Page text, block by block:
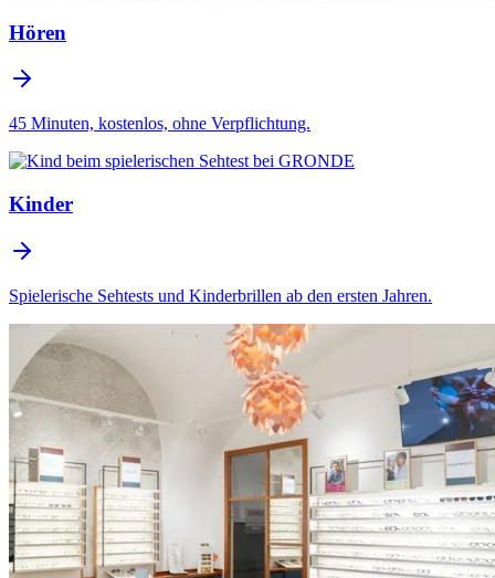
Hören
45 Minuten, kostenlos, ohne Verpflichtung.
Kinder
Spielerische Sehtests und Kinderbrillen ab den ersten Jahren.